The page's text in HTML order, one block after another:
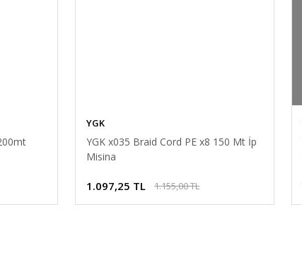
YGK
YGK x035 Braid Cord PE x8 150 Mt İp
Misina
1.097,25 TL 1.155,00 TL